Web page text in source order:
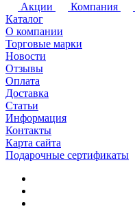
Акции
Компания
Каталог
О компании
Торговые марки
Новости
Отзывы
Оплата
Доставка
Статьи
Информация
Контакты
Карта сайта
Подарочные сертификаты